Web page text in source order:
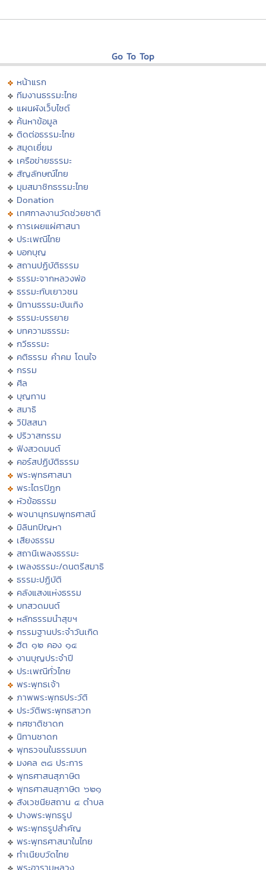
Go To Top
หน้าแรก
ทีมงานธรรมะไทย
แผนผังเว็บไซต์
ค้นหาข้อมูล
ติดต่อธรรมะไทย
สมุดเยี่ยม
เครือข่ายธรรมะ
สัญลักษณ์ไทย
มุมสมาชิกธรรมะไทย
Donation
เทศกาลงานวัดช่วยชาติ
การเผยแผ่ศาสนา
ประเพณีไทย
บอกบุญ
สถานปฏิบัติธรรม
ธรรมะจากหลวงพ่อ
ธรรมะกับเยาวชน
นิทานธรรมะบันเทิง
ธรรมะบรรยาย
บทความธรรมะ
กวีธรรมะ
คติธรรม คำคม โดนใจ
กรรม
ศีล
บุญทาน
สมาธิ
วิปัสสนา
ปริวาสกรรม
ฟังสวดมนต์
คอร์สปฏิบัติธรรม
พระพุทธศาสนา
พระไตรปิฏก
หัวข้อธรรม
พจนานุกรมพุทธศาสน์
มิลินทปัญหา
เสียงธรรม
สถานีเพลงธรรมะ
เพลงธรรมะ/ดนตรีสมาธิ
ธรรมะปฏิบัติ
คลังแสงแห่งธรรม
บทสวดมนต์
หลักธรรมนำสุขฯ
กรรมฐานประจำวันเกิด
ฮีต ๑๒ คอง ๑๔
งานบุญประจำปี
ประเพณีทั่วไทย
พระพุทธเจ้า
ภาพพระพุทธประวัติ
ประวัติพระพุทธสาวก
ทศชาติชาดก
นิทานชาดก
พุทธวจนในธรรมบท
มงคล ๓๘ ประการ
พุทธศาสนสุภาษิต
พุทธศาสนสุภาษิต ๖๒๑
สังเวชนียสถาน ๔ ตำบล
ปางพระพุทธรูป
พระพุทธรูปสำคัญ
พระพุทธศาสนาในไทย
ทำเนียบวัดไทย
พระอารามหลวง